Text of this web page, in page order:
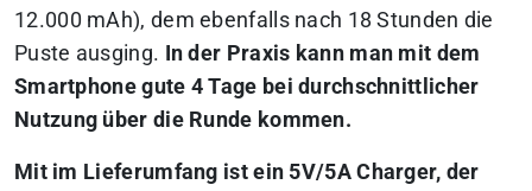
12.000 mAh), dem ebenfalls nach 18 Stunden die
Puste ausging. In der Praxis kann man mit dem
Smartphone gute 4 Tage bei durchschnittlicher
Nutzung über die Runde kommen.
Mit im Lieferumfang ist ein 5V/5A Charger, der